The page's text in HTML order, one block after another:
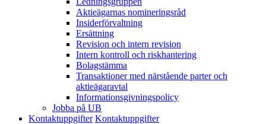
Aktieägarnas nomineringsråd
Insiderförvaltning
Ersättning
Revision och intern revision
Intern kontroll och riskhantering
Bolagstämma
Transaktioner med närstående parter och
aktieägaravtal
Informationsgivningspolicy
Jobba på UB
Kontaktuppgifter Kontaktuppgifter